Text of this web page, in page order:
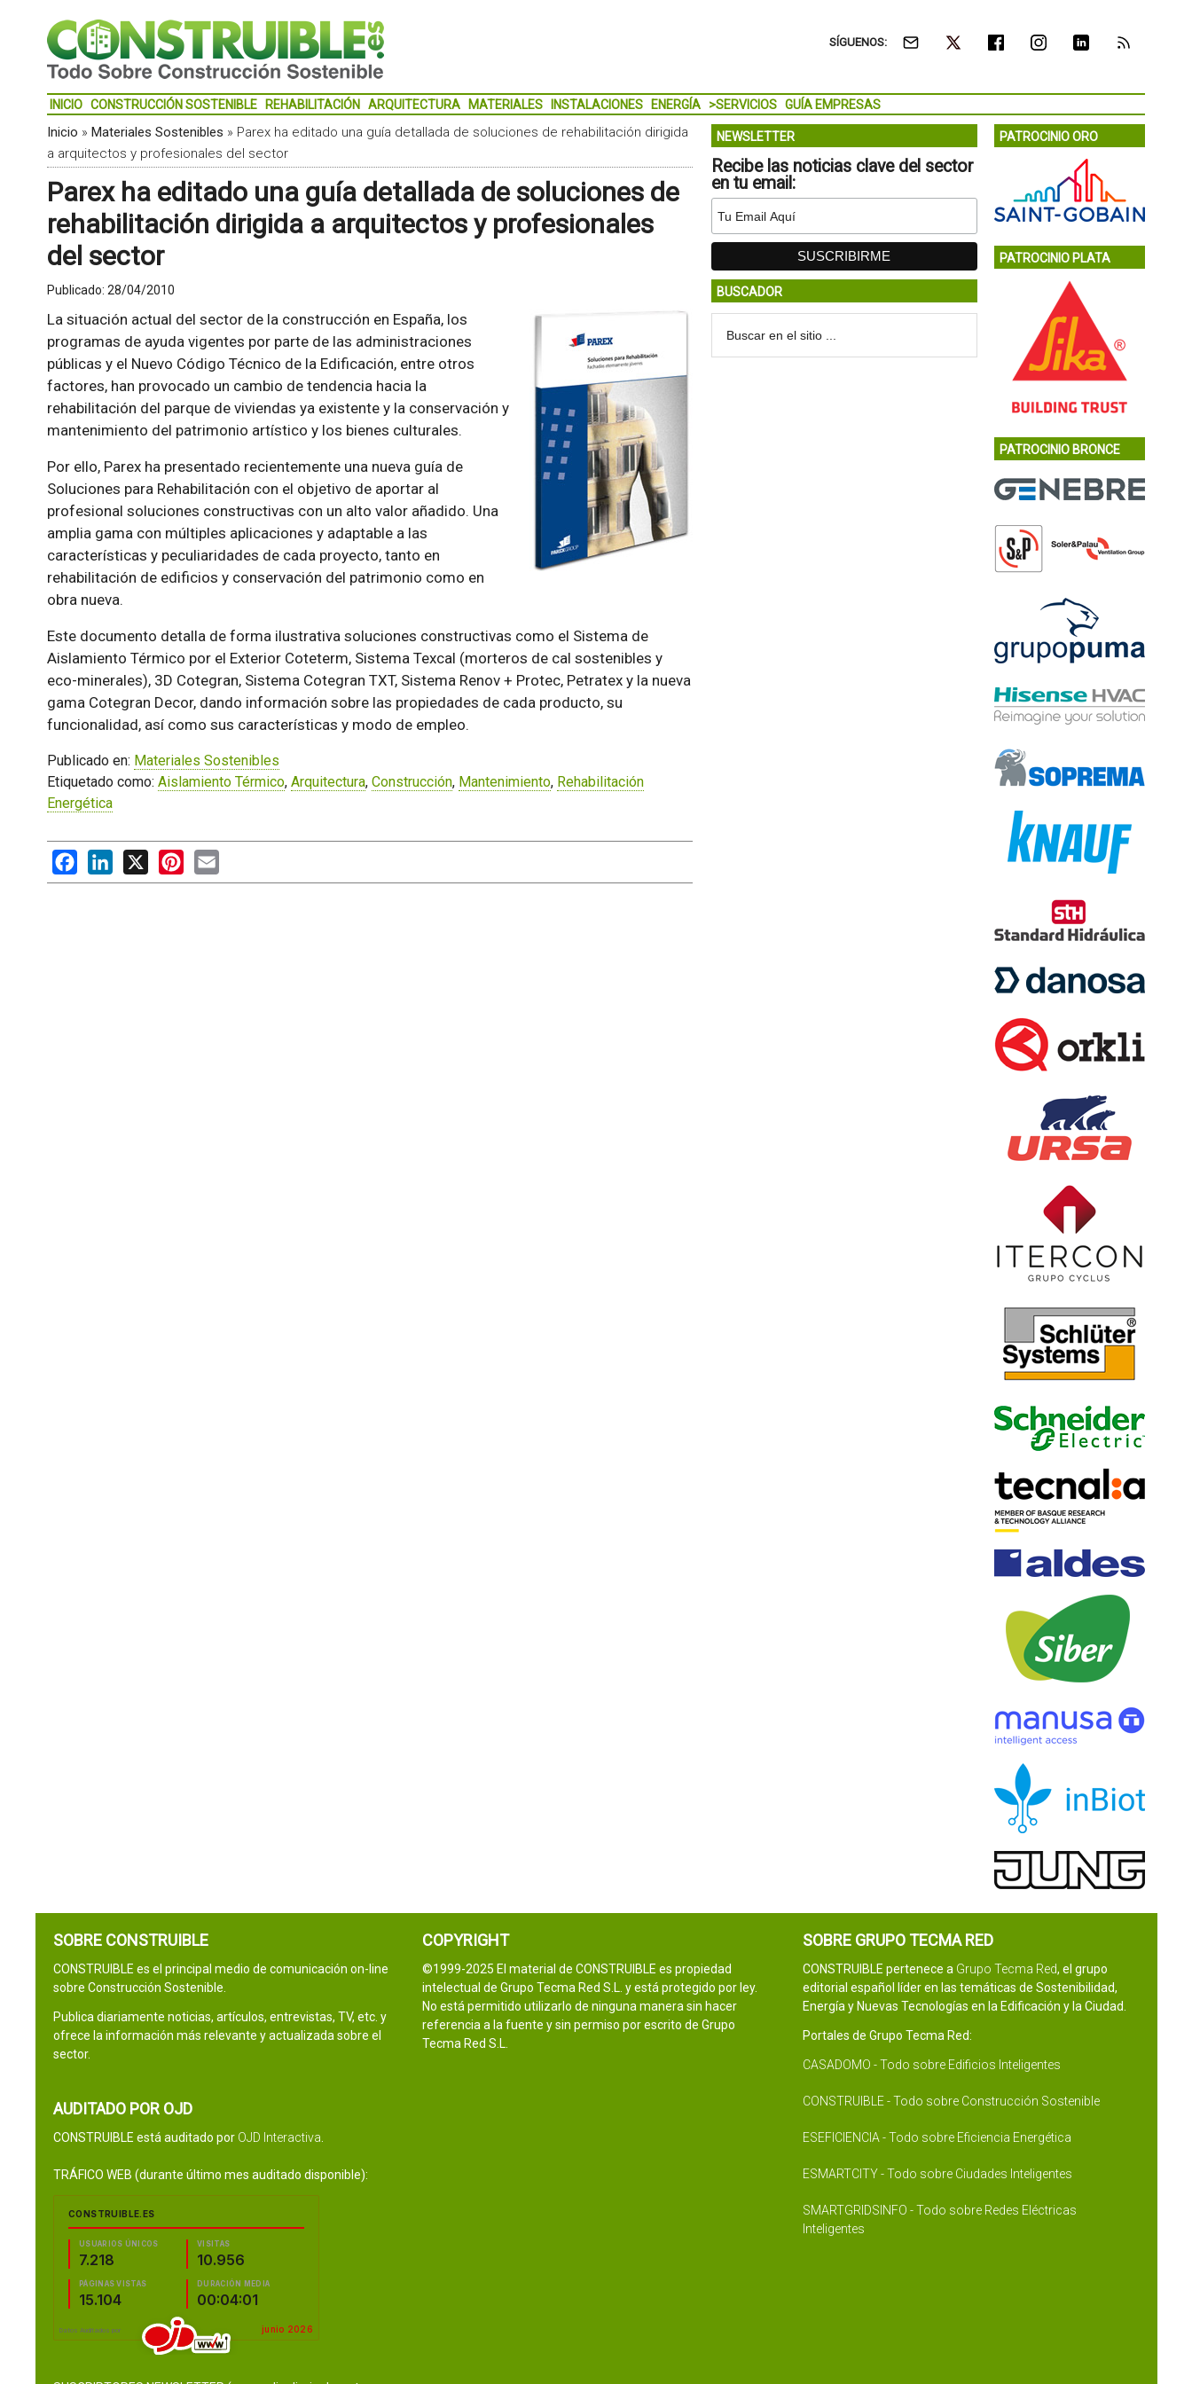
SÍGUENOS:
INICIO CONSTRUCCIÓN SOSTENIBLE REHABILITACIÓN ARQUITECTURA MATERIALES INSTALACIONES ENERGÍA >SERVICIOS GUÍA EMPRESAS
Inicio » Materiales Sostenibles » Parex ha editado una guía detallada de soluciones de rehabilitación dirigida
a arquitectos y profesionales del sector
Parex ha editado una guía detallada de soluciones de
rehabilitación dirigida a arquitectos y profesionales
del sector
Publicado: 28/04/2010
La situación actual del sector de la construcción en España, los
programas de ayuda vigentes por parte de las administraciones
públicas y el Nuevo Código Técnico de la Edificación, entre otros
factores, han provocado un cambio de tendencia hacia la
rehabilitación del parque de viviendas ya existente y la conservación y
mantenimiento del patrimonio artístico y los bienes culturales.
Por ello, Parex ha presentado recientemente una nueva guía de
Soluciones para Rehabilitación con el objetivo de aportar al
profesional soluciones constructivas con un alto valor añadido. Una
amplia gama con múltiples aplicaciones y adaptable a las
características y peculiaridades de cada proyecto, tanto en
rehabilitación de edificios y conservación del patrimonio como en
obra nueva.
Este documento detalla de forma ilustrativa soluciones constructivas como el Sistema de
Aislamiento Térmico por el Exterior Coteterm, Sistema Texcal (morteros de cal sostenibles y
eco-minerales), 3D Cotegran, Sistema Cotegran TXT, Sistema Renov + Protec, Petratex y la nueva
gama Cotegran Decor, dando información sobre las propiedades de cada producto, su
funcionalidad, así como sus características y modo de empleo.
Publicado en: Materiales Sostenibles
Etiquetado como: Aislamiento Térmico, Arquitectura, Construcción, Mantenimiento, Rehabilitación
Energética
FacebookLinkedIn
X PinterestEmail
NEWSLETTER
Recibe las noticias clave del sector
en tu email:
BUSCADOR
PATROCINIO ORO
PATROCINIO PLATA
PATROCINIO BRONCE
SOBRE CONSTRUIBLE
CONSTRUIBLE es el principal medio de comunicación on-line
sobre Construcción Sostenible.
Publica diariamente noticias, artículos, entrevistas, TV, etc. y
ofrece la información más relevante y actualizada sobre el
sector.
AUDITADO POR OJD
CONSTRUIBLE está auditado por OJD Interactiva
TRÁFICO WEB (durante último mes auditado disponible):
COPYRIGHT
©1999-2025 El material de CONSTRUIBLE es propiedad
intelectual de Grupo Tecma Red S.L. y está protegido por ley.
No está permitido utilizarlo de ninguna manera sin hacer
referencia a la fuente y sin permiso por escrito de Grupo
Tecma Red S.L.
SOBRE GRUPO TECMA RED
CONSTRUIBLE pertenece a Grupo Tecma Red, el grupo
editorial español líder en las temáticas de Sostenibilidad,
Energía y Nuevas Tecnologías en la Edificación y la Ciudad.
Portales de Grupo Tecma Red:
CASADOMO - Todo sobre Edificios Inteligentes
CONSTRUIBLE - Todo sobre Construcción Sostenible
ESEFICIENCIA - Todo sobre Eficiencia Energética
ESMARTCITY - Todo sobre Ciudades Inteligentes
SMARTGRIDSINFO - Todo sobre Redes Eléctricas
Inteligentes